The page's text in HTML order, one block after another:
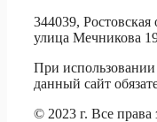
344039, Ростовская
улица Мечникова
При использовании
данный сайт
© 2023 г. Все